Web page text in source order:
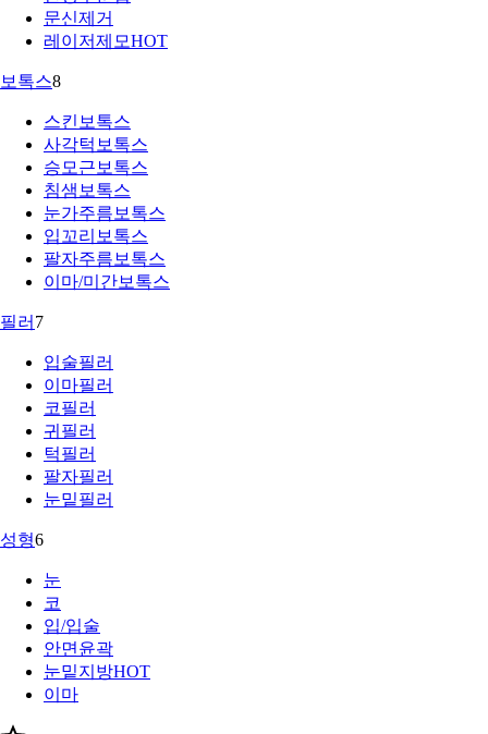
문신제거
레이저제모HOT
보톡스8
스킨보톡스
사각턱보톡스
승모근보톡스
침샘보톡스
눈가주름보톡스
입꼬리보톡스
팔자주름보톡스
이마/미간보톡스
필러 7
입술필러
이마필러
코필러
귀필러
턱필러
팔자필러
눈밑필러
성형6
눈
코
입/입술
안면윤곽
눈밑지방HOT
이마